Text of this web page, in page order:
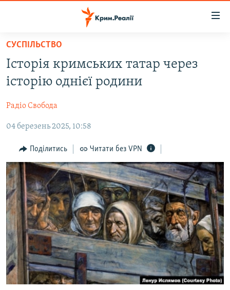
Перейти
основного
матеріалу
Перейти
до
навігації
Перейти
пошуку
ВОДА.КРИМ
ВІДЕО ТА ФОТО
ПОЛІТИКА
БЛОГИ
ПОГЛЯД
ІНТЕРВ'Ю
ВСЕ ЗА ДЕНЬ
СПЕЦПРОЕКТИ
ДЕПОРТАЦІЯ
ВІДЕОУРОКИ «ELIFBE»
СВІДЧЕННЯ ОКУПАЦІЇ
УКРАЇНСЬКА ПРОБЛЕМА КРИМУ
ЯК ОБІЙТИ БЛОКУВАННЯ
Русский
Qırımtatar
СУСПІЛЬСТВО
Історія кримських татар через
історію однієї родини
Радіо Свобода
04 березень 2025, 10:58
Поділитись Читати без VPN